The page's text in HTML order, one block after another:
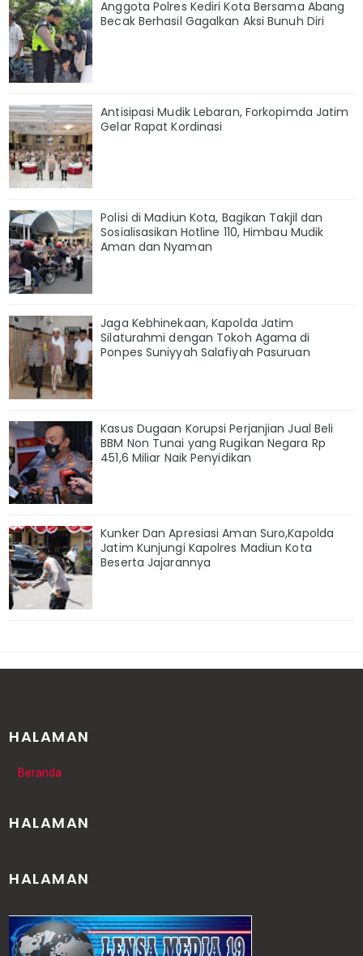
Anggota Polres Kediri Kota Bersama Abang
Becak Berhasil Gagalkan Aksi Bunuh Diri
Antisipasi Mudik Lebaran, Forkopimda Jatim
Gelar Rapat Kordinasi
Polisi di Madiun Kota, Bagikan Takjil dan
Sosialisasikan Hotline 110, Himbau Mudik
Aman dan Nyaman
Jaga Kebhinekaan, Kapolda Jatim
Silaturahmi dengan Tokoh Agama di
Ponpes Suniyyah Salafiyah Pasuruan
Kasus Dugaan Korupsi Perjanjian Jual Beli
BBM Non Tunai yang Rugikan Negara Rp
451,6 Miliar Naik Penyidikan
Kunker Dan Apresiasi Aman Suro,Kapolda
Jatim Kunjungi Kapolres Madiun Kota
Beserta Jajarannya
HALAMAN
Beranda
HALAMAN
HALAMAN